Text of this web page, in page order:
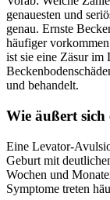
genauesten und
genau. Ernste
häufiger
ist sie eine Zäsur im
und behandelt.
Wie äußert sich
Eine Levator-
Geburt mit
Wochen und
Symptome treten